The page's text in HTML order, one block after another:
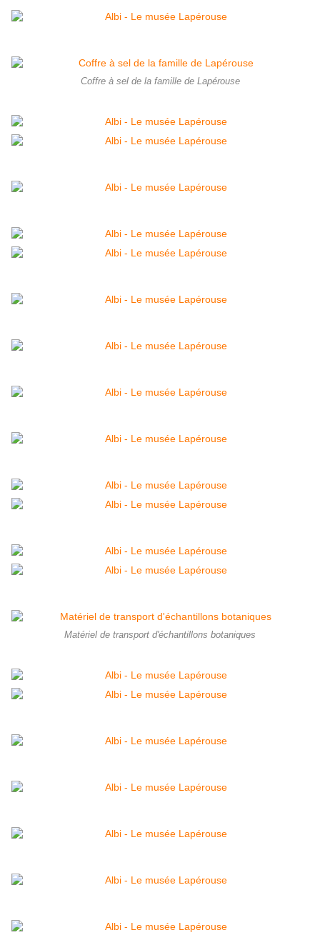
Coffre à sel de la famille de Lapérouse
Matériel de transport d'échantillons botaniques